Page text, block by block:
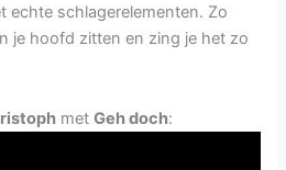
echte schlagerelementen. Zo
je hoofd zitten en zing je het zo
metGeh doch: